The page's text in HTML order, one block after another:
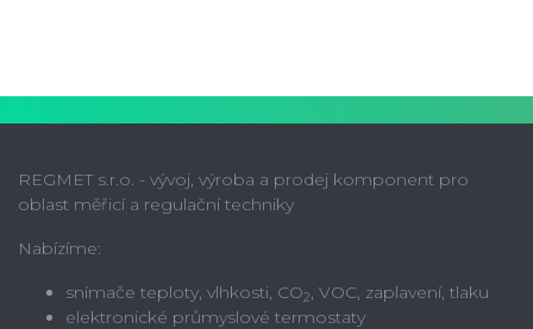
REGMET s.r.o. - vývoj, výroba a prodej komponent pro
oblast měřicí a regulační techniky
Nabízíme:
snímače teploty, vlhkosti, CO2, VOC, zaplavení, tlaku
elektronické průmyslové termostaty